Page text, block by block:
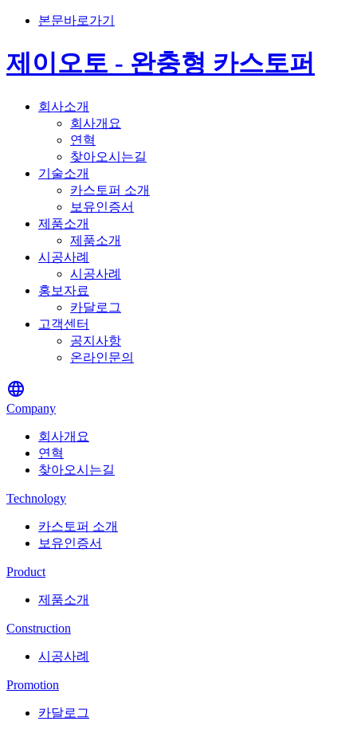
본문바로가기
제이오토 - 완충형 카스토퍼
회사소개
회사개요
연혁
찾아오시는길
기술소개
카스토퍼 소개
보유인증서
제품소개
제품소개
시공사례
시공사례
홍보자료
카달로그
고객센터
공지사항
온라인문의
language
Company
회사개요
연혁
찾아오시는길
Technology
카스토퍼 소개
보유인증서
Product
제품소개
Construction
시공사례
Promotion
카달로그